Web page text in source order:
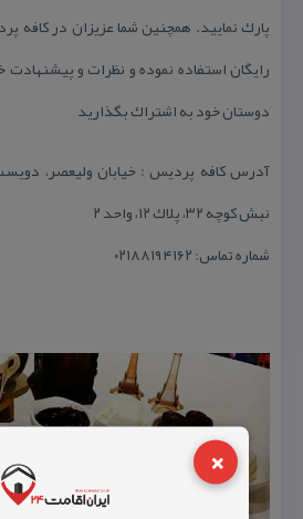
×
پارك نمایید. همچنین شما عزیزان در كافه
رایگان استفاده نموده و نظرات و پیشنهادت
دوستان خود به اشتراك بگذارید
آدرس كافه پردیس : خیابان ولیعصر، دویست
نبش كوچه ۳۲، پلاك ۱۲، واحد ۲
شماره تماس: ۰۲۱۸۸۱۹۴۱۶۲